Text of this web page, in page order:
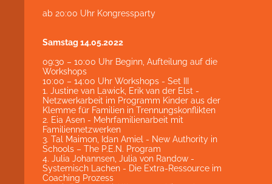
ab 20:00 Uhr Kongressparty
Samstag 14.05.2022
09:30 – 10:00 Uhr Beginn, Aufteilung auf die
Workshops
10:00 – 14:00 Uhr Workshops - Set III
1. Justine van Lawick, Erik van der Elst -
Netzwerkarbeit im Programm Kinder aus der
Klemme für Familien in Trennungskonflikten
2. Eia Asen - Mehrfamilienarbeit mit
Familiennetzwerken
3. Tal Maimon, Idan Amiel - New Authority in
Schools – The P.E.N. Program
4. Julia Johannsen, Julia von Randow -
Systemisch Lachen - Die Extra-Ressource im
Coaching Prozess